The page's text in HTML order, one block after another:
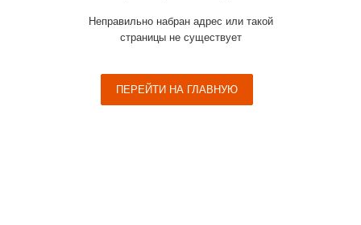
Неправильно набран адрес или такой
страницы не существует
ПЕРЕЙТИ НА ГЛАВНУЮ